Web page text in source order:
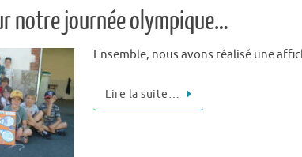
notre journée olympique…
Ensemble, nous avons réalisé une
Lire la suite…